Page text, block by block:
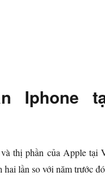
Iphone
thị phần của Apple tại
hai lần so với năm trước